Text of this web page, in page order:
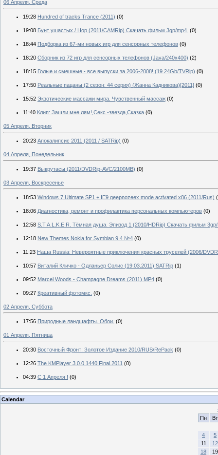
06 Апреля, Среда
19:28 Hundred of tracks Trance (2011) (0)
19:08 Бунт ушастых / Hop (2011/CAMRip) Скачать фильм 3gp/mp4. (0)
18:44 Подборка из 67-ми новых игр для сенсорных телефонов (0)
18:20 Сборник из 72 игр для сенсорных телефонов (Java/240x400) (2)
18:15 Голые и смешные - все выпуски за 2006-2008! (19.24Gb/TVRip) (0)
17:50 Реальные пацаны (2 сезон: 44 серия) (Жанна Кадникова)[2011] (0)
15:52 Экзотические массажи мира. Чувственный массаж (0)
11:40 Клип: Зашли мне лям!,Секс -звезда,Сказка (0)
05 Апреля, Вторник
20:23 Апокалипсис 2011 (2011 / SATRip) (0)
04 Апреля, Понедельник
19:37 Выкрутасы (2011/DVDRip-AVC/2100MB) (0)
03 Апреля, Воскресенье
18:53 Windows 7 Ultimate SP1 + IE9 geepnozeex mode activated x86 (2011/Rus)
18:06 Диагностика, ремонт и профилактика персональных компьютеров (0)
12:58 S.T.A.L.K.E.R. Тёмная душа. Эпизод 1 (2010/HDRip) Скачать фильм
12:18 New Themes Nokia for Symbian 9.4 №4 (0)
11:23 Наша Russia: Невероятные приключения красных труселей (2006/
10:57 Виталий Кличко - Одланьер Солис (19.03.2011) SATRip (1)
09:52 Marcel Woods - Champagne Dreams (2011) MP4 (0)
09:27 Креативный фотомкс. (0)
02 Апреля, Суббота
17:56 Природные ландшафты. Обои. (0)
01 Апреля, Пятница
20:30 Восточный Фронт: Золотое Издание 2010/RUS/RePack (0)
12:26 The KMPlayer 3.0.0.1440 Final.2011 (0)
04:39 С 1 Апреля ! (0)
Calendar
Пн
Вт
4
5
11
12
18
19